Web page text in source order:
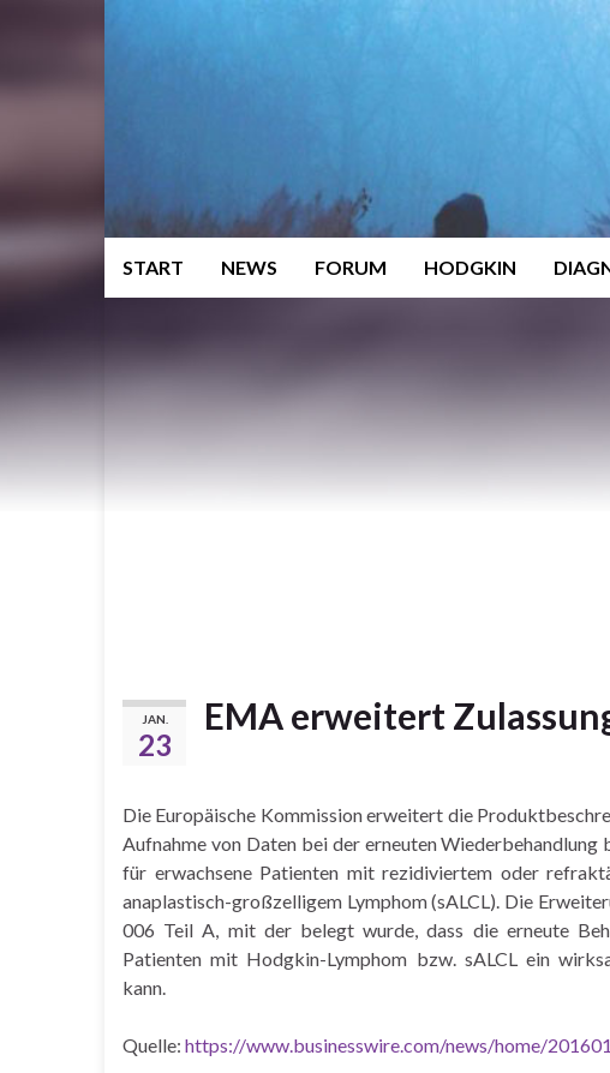
START NEWS FORUM HODGKIN
JAN.
23
EMA erweitert
Die Europäische Kommission erweitert die
Aufnahme von Daten bei der erneuten
für erwachsene Patienten mit rezidiviertem oder
anaplastisch-großzelligem Lymphom (sALCL). Die
006 Teil A, mit der belegt wurde, dass die erneute
Patienten mit Hodgkin-Lymphom bzw. sALCL ein
kann.
Quelle: https://www.businesswire.com/news/home/